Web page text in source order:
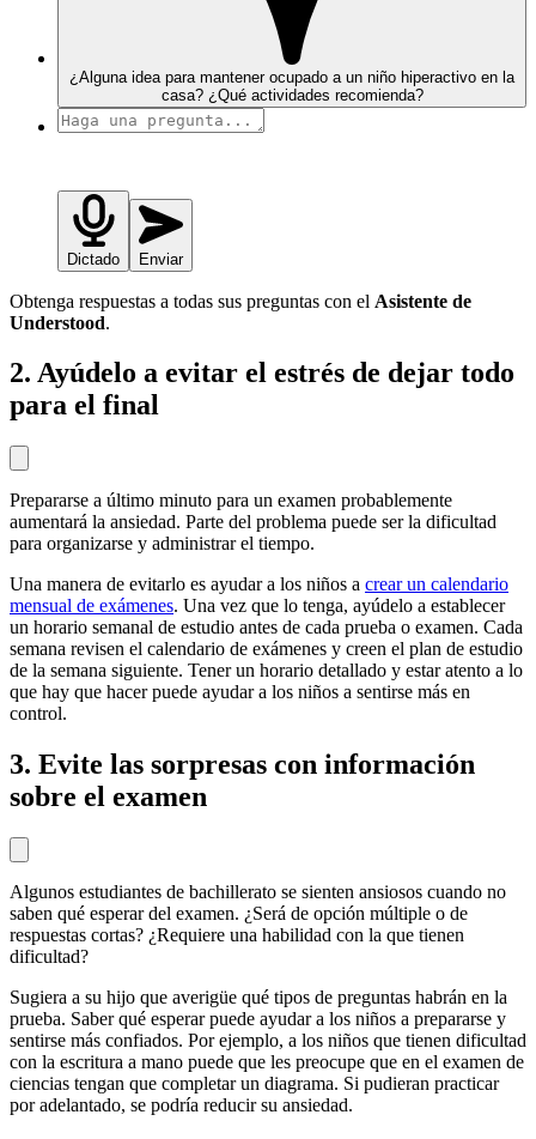
¿Alguna idea para mantener ocupado a un niño hiperactivo en la
casa? ¿Qué actividades recomienda?
Dictado Enviar
Obtenga respuestas a todas sus preguntas con el Asistente de
Understood.
2. Ayúdelo a evitar el estrés de dejar todo
para el final
Prepararse a último minuto para un examen probablemente
aumentará la ansiedad. Parte del problema puede ser la dificultad
para organizarse y administrar el tiempo.
Una manera de evitarlo es ayudar a los niños a crear un calendario
mensual de exámenes. Una vez que lo tenga, ayúdelo a establecer
un horario semanal de estudio antes de cada prueba o examen. Cada
semana revisen el calendario de exámenes y creen el plan de estudio
de la semana siguiente. Tener un horario detallado y estar atento a lo
que hay que hacer puede ayudar a los niños a sentirse más en
control.
3. Evite las sorpresas con información
sobre el examen
Algunos estudiantes de bachillerato se sienten ansiosos cuando no
saben qué esperar del examen. ¿Será de opción múltiple o de
respuestas cortas? ¿Requiere una habilidad con la que tienen
dificultad?
Sugiera a su hijo que averigüe qué tipos de preguntas habrán en la
prueba. Saber qué esperar puede ayudar a los niños a prepararse y
sentirse más confiados. Por ejemplo, a los niños que tienen dificultad
con la escritura a mano puede que les preocupe que en el examen de
ciencias tengan que completar un diagrama. Si pudieran practicar
por adelantado, se podría reducir su ansiedad.